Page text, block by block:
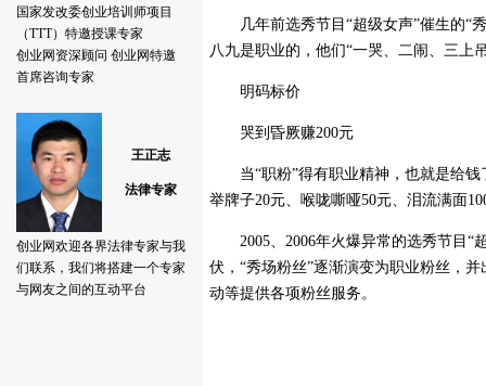
几年前选秀节目“超级女声”催生的“秀
八九是职业的，他们“一哭、二闹、三上
明码标价
哭到昏厥赚200元
当“职粉”得有职业精神，也就是给钱
举牌子20元、喉咙嘶哑50元、泪流满面
2005、2006年火爆异常的选秀节目“
伏，“秀场粉丝”逐渐演变为职业粉丝，
动等提供各项粉丝服务。